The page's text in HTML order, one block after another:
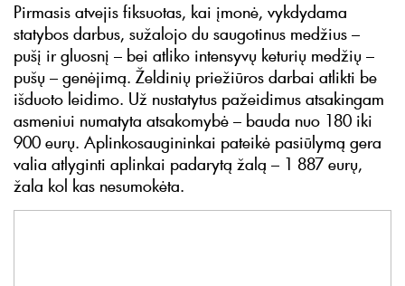
Pirmasis atvejis fiksuotas, kai įmonė, vykdydama
statybos darbus, sužalojo du saugotinus medžius –
pušį ir gluosnį – bei atliko intensyvų keturių medžių –
pušų – genėjimą. Želdinių priežiūros darbai atlikti be
išduoto leidimo. Už nustatytus pažeidimus atsakingam
asmeniui numatyta atsakomybė – bauda nuo 180 iki
900 eurų. Aplinkosaugininkai pateikė pasiūlymą gera
valia atlyginti aplinkai padarytą žalą – 1 887 eurų,
žala kol kas nesumokėta.